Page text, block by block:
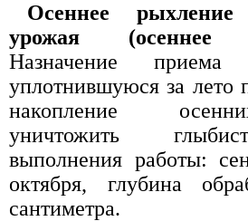
Осеннее
урожая (осеннее
Назначение
уплотнившуюся за лето
накопление
уничтожить
выполнения работы:
октября, глубина
сантиметра.